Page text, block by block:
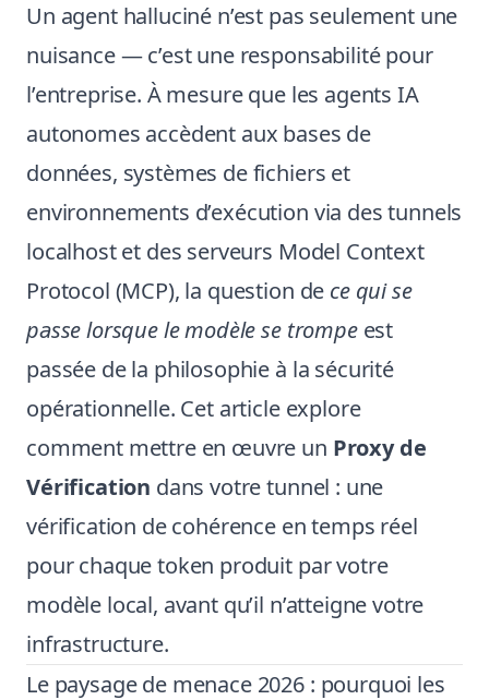
Un agent halluciné n’est pas seulement une
nuisance — c’est une responsabilité pour
l’entreprise. À mesure que les agents IA
autonomes accèdent aux bases de
données, systèmes de fichiers et
environnements d’exécution via des tunnels
localhost et des serveurs Model Context
Protocol (MCP), la question de ce qui se
passe lorsque le modèle se trompeest
passée de la philosophie à la sécurité
opérationnelle. Cet article explore
comment mettre en œuvre un Proxy de
Vérification dans votre tunnel : une
vérification de cohérence en temps réel
pour chaque token produit par votre
modèle local, avant qu’il n’atteigne votre
infrastructure.
Le paysage de menace 2026 : pourquoi les